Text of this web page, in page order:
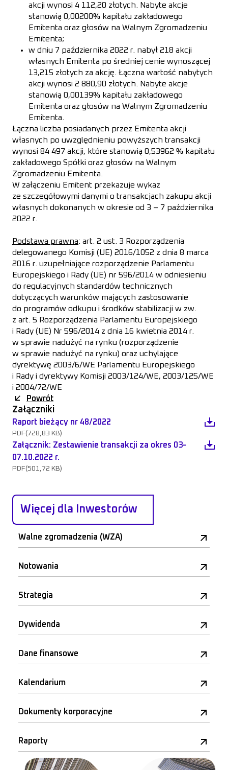
akcji wynosi 4 112,20 złotych. Nabyte akcje
stanowią 0,00200% kapitału zakładowego
Emitenta oraz głosów na Walnym Zgromadzeniu
Emitenta;
w dniu 7 października 2022 r. nabył 218 akcji
własnych Emitenta po średniej cenie wynoszącej
13,215 złotych za akcję. Łączna wartość nabytych
akcji wynosi 2 880,90 złotych. Nabyte akcje
stanowią 0,00139% kapitału zakładowego
Emitenta oraz głosów na Walnym Zgromadzeniu
Emitenta.
Łączna liczba posiadanych przez Emitenta akcji
własnych po uwzględnieniu powyższych transakcji
wynosi 84 497 akcji, które stanowią 0,53962 % kapitału
zakładowego Spółki oraz głosów na Walnym
Zgromadzeniu Emitenta.
W załączeniu Emitent przekazuje wykaz
ze szczegółowymi danymi o transakcjach zakupu akcji
własnych dokonanych w okresie od 3 – 7 października
2022 r.
Podstawa prawna: art. 2 ust. 3 Rozporządzenia
delegowanego Komisji (UE) 2016/1052 z dnia 8 marca
2016 r. uzupełniające rozporządzenie Parlamentu
Europejskiego i Rady (UE) nr 596/2014 w odniesieniu
do regulacyjnych standardów technicznych
dotyczących warunków mających zastosowanie
do programów odkupu i środków stabilizacji w zw.
z art. 5 Rozporządzenia Parlamentu Europejskiego
i Rady (UE) Nr 596/2014 z dnia 16 kwietnia 2014 r.
w sprawie nadużyć na rynku (rozporządzenie
w sprawie nadużyć na rynku) oraz uchylające
dyrektywę 2003/6/WE Parlamentu Europejskiego
i Rady i dyrektywy Komisji 2003/124/WE, 2003/125/WE
i 2004/72/WE
Powrót
Załączniki
Raport bieżący nr 48/2022
PDF(728,83 KB)
Załącznik: Zestawienie transakcji za okres 03-
07.10.2022 r.
PDF(501,72 KB)
Więcej dla Inwestorów
Walne zgromadzenia (WZA)
Notowania
Strategia
Dywidenda
Dane finansowe
Kalendarium
Dokumenty korporacyjne
Raporty